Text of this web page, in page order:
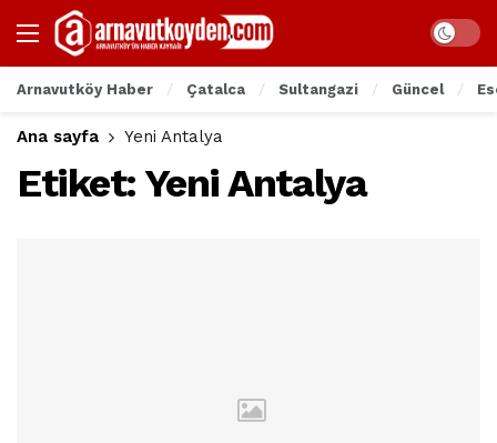
Arnavutköy Haber Çatalca Sultangazi Güncel
Ana sayfa Yeni Antalya
Etiket:Yeni Antalya